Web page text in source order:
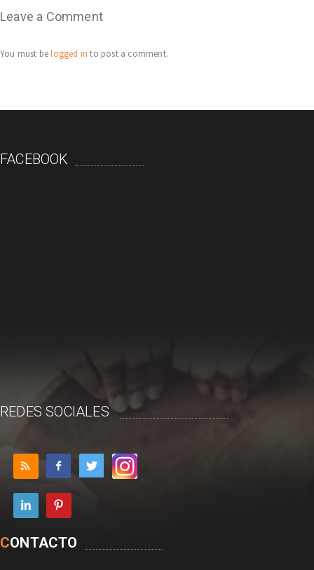
Leave a Comment
You must belogged in to post a comment.
FACEBOOK
REDES SOCIALES
CONTACTO